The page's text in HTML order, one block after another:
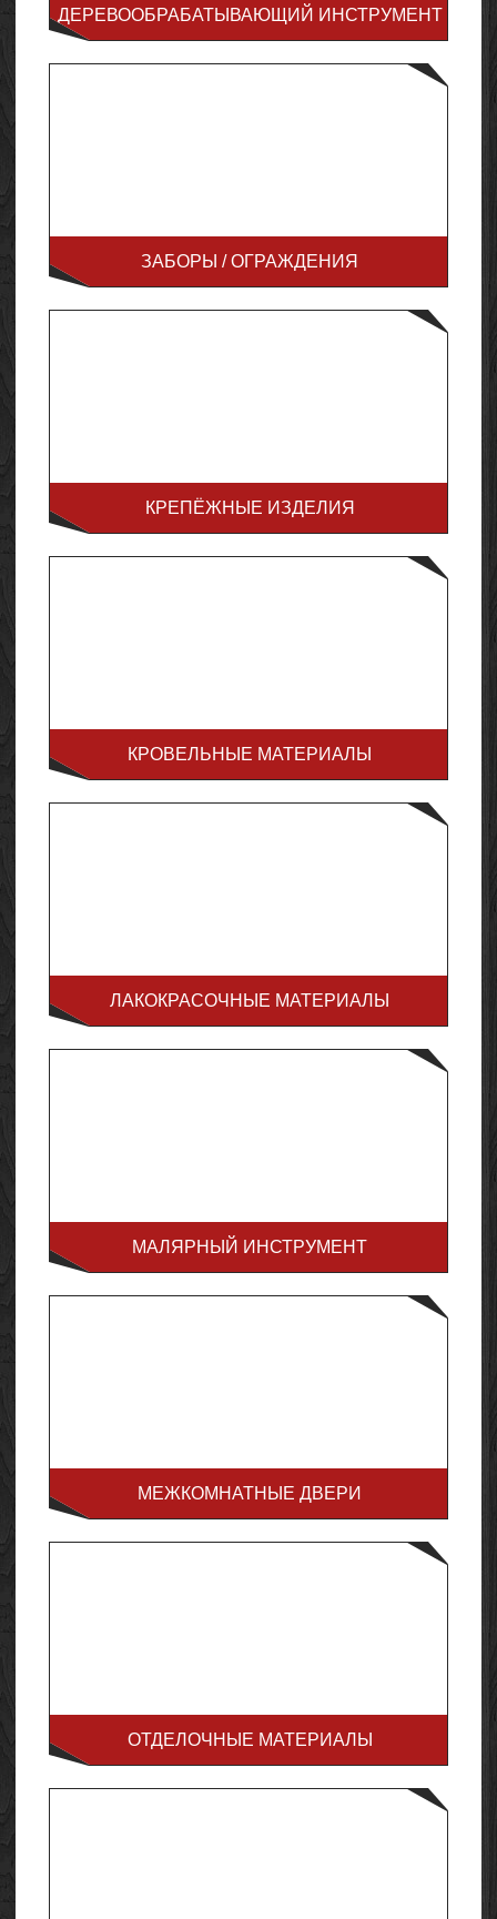
ДЕРЕВООБРАБАТЫВАЮЩИЙ ИНСТРУМЕНТ
ЗАБОРЫ / ОГРАЖДЕНИЯ
КРЕПЁЖНЫЕ ИЗДЕЛИЯ
КРОВЕЛЬНЫЕ МАТЕРИАЛЫ
ЛАКОКРАСОЧНЫЕ МАТЕРИАЛЫ
МАЛЯРНЫЙ ИНСТРУМЕНТ
МЕЖКОМНАТНЫЕ ДВЕРИ
ОТДЕЛОЧНЫЕ МАТЕРИАЛЫ